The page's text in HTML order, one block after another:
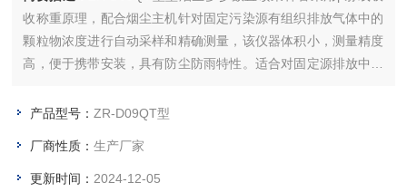
收称重原理，配合烟尘主机针对固定污染源有组织排放气体中的
颗粒物浓度进行自动采样和精确测量，该仪器体积小，测量精度
高，便于携带安装，具有防尘防雨特性。适合对固定源排放中颗
产品型号：ZR-D09QT型
厂商性质：生产厂家
更新时间： 2024-12-05